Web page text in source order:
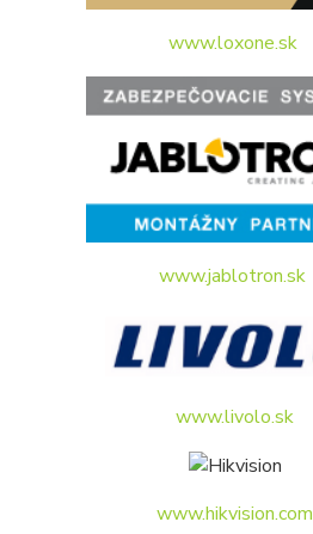
www.loxone.sk
www.jablotron.sk
www.livolo.sk
www.hikvision.com